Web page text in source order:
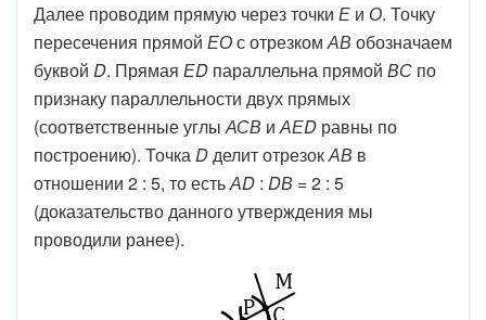
Далее проводим прямую через точки Е и О. Точку
пересечения прямой ЕОс отрезкомАВ обозначаем
буквой D. Прямая ЕD параллельна прямой ВС по
признаку параллельности двух прямых
(соответственные углыАСВ иАЕD равны по
построению). ТочкаDделит отрезокАВ в
отношении 2 : 5, то естьАD : DВ = 2 : 5
(доказательство данного утверждения мы
проводили ранее).